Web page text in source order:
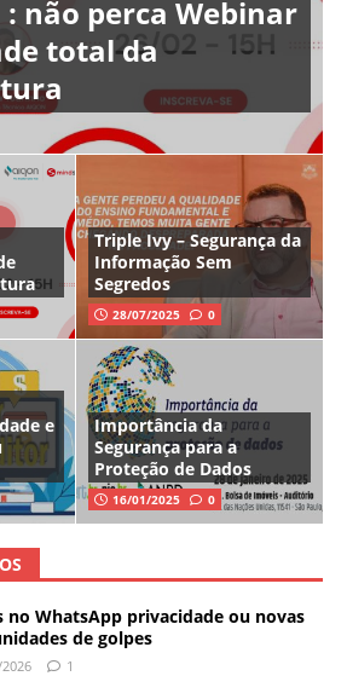
: não perca Webinar
total da
Triple Ivy – Segurança da
Informação Sem
Segredos
28/07/2025 0
e
Importância da
Segurança para a
Proteção de Dados
16/01/2025 0
no WhatsApp privacidade ou novas
de golpes
1